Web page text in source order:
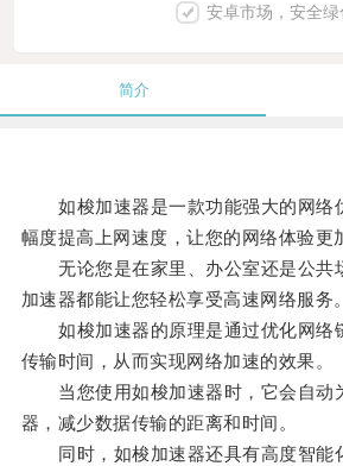
安卓市场，安全绿
简介
如梭加速器是一款功能强大的网络
幅度提高上网速度，让您的网络体验更
无论您是在家里、办公室还是公共
加速器都能让您轻松享受高速网络服务。
如梭加速器的原理是通过优化网络
传输时间，从而实现网络加速的效果。
当您使用如梭加速器时，它会自动
器，减少数据传输的距离和时间。
同时，如梭加速器还具有高度智能